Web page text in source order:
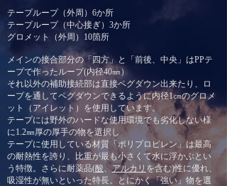
テープループ（外周）6か所
テープループ（中心接ぎ）3か所
グロメット（外周）10箇所
メインの接合部分の「四方」と「前後、中央」はPPテ
ープで作ったループ(内径40㎜）
それ以外の補助接続部は直接ペグダウン出来たり、ロ
ープを通してペグダウンできるように内径1㎝のグロメ
ット（アイレット）を使用しています。
テープには野外のハードな使用環境でも劣化しない様
に1.2㎜厚の厚手の物を選択し
テープに使用している材質「ポリプロピレン」は最高
の耐熱性を誇り、比重が最も小さくて水に浮かぶとい
う特徴。さらに耐薬品(酸、アルカリ を含む)性に優れ、
吸湿性が無いといった特長。とにかく「強い」物を選